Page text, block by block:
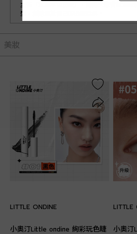
主張「就憑本色出線」，通過大膽嘗試百變
型，創造屬於自己的出線風格。
美妝
LITTLE ONDINE
小奧汀Little ondine 絢彩玩色睫
LITTLE
小奧汀